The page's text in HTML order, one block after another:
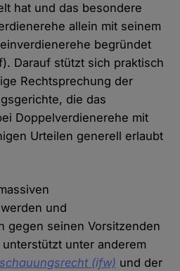
hat und das besondere
allein mit seinem
begründet
Darauf stützt sich praktisch
Rechtsprechung der
die das
Doppelverdienerehe mit
Urteilen generell erlaubt
und
gegen seinen Vorsitzenden
unter anderem
(ifw) und der